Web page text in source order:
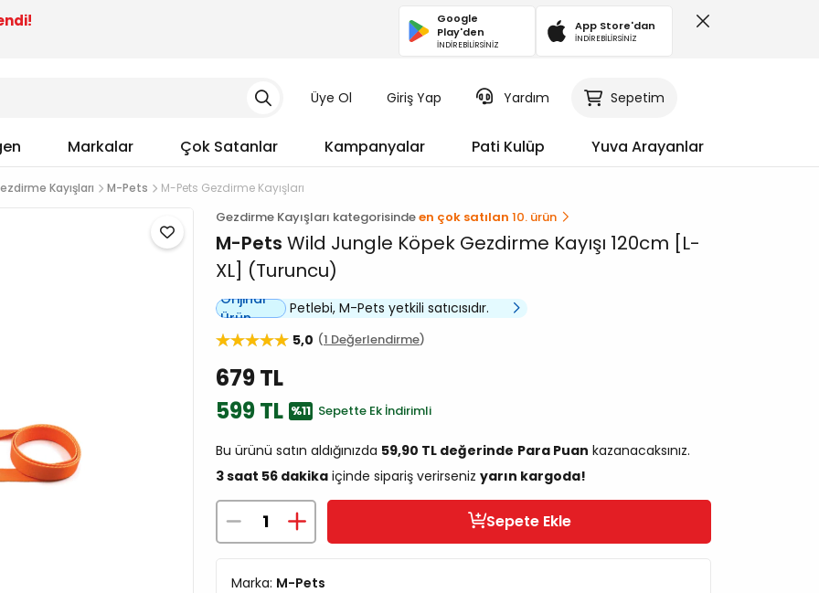
Google
Play'den
İNDİREBİLİRSİNİZ
App Store'dan
İNDİREBİLİRSİNİZ
Üye Ol Giriş Yap Yardım Sepetim
Markalar Çok Satanlar Kampanyalar Pati Kulüp Yuva Arayanlar
Kayışları M-Pets M-Pets Gezdirme Kayışları
Gezdirme Kayışları kategorisindeen çok satılan 10. ürün
M-Pets Wild Jungle Köpek Gezdirme Kayışı 120cm [L-
XL] (Turuncu)
Orijinal
Ürün
Petlebi, M-Pets yetkili satıcısıdır.
5,0
1 Değerlendirme
679 TL
599 TL %11 Sepette Ek İndirimli
Bu ürünü satın aldığınızda 59,90 TL değerinde Para Puan kazanacaksınız.
3 saat 56 dakika içinde sipariş verirseniz yarın kargoda!
Sepete Ekle
Marka: M-Pets